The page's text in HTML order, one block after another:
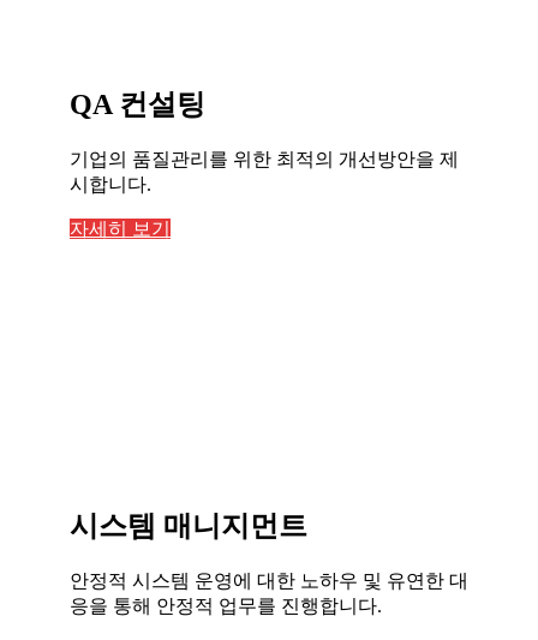
QA 컨설팅
기업의 품질관리를 위한 최적의 개선방안을 제
시합니다.
자세히 보기
시스템 매니지먼트
안정적 시스템 운영에 대한 노하우 및 유연한 대
응을 통해 안정적 업무를 진행합니다.